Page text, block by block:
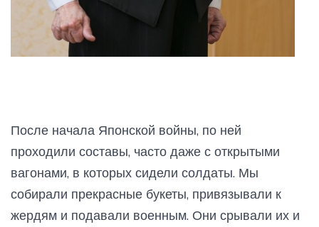
После начала Японской войны, по ней
проходили составы, часто даже с открытыми
вагонами, в которых сидели солдаты. Мы
собирали прекрасные букеты, привязывали к
жердям и подавали военным. Они срывали их и